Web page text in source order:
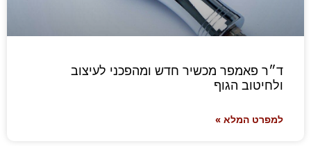
ד״ר פאמפר מכשיר חדש ומהפכני לעיצוב
ולחיטוב הגוף
למפרט המלא »